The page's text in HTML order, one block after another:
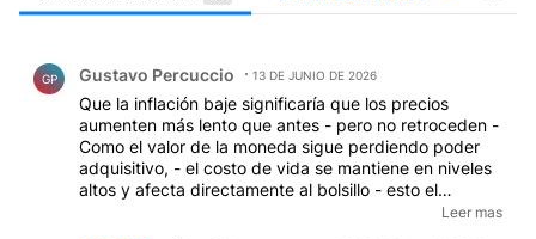
GP Gustavo Percuccio 13 DE JUNIO DE 2026
Que la inflación baje significaría que los precios
aumenten más lento que antes - pero no retroceden -
Como el valor de la moneda sigue perdiendo poder
adquisitivo, - el costo de vida se mantiene en niveles
altos y afecta directamente al bolsillo - esto el
gobierno lo sabe - e insiste midiendo con índicesLeer mas